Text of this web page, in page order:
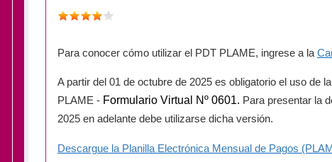
Para conocer cómo utilizar el PDT PLAME, ingrese a la
A partir del 01 de octubre de 2025 es obligatorio el uso de
PLAME - Formulario Virtual Nº 0601. Para presentar la
2025 en adelante debe utilizarse dicha versión.
Descargue la Planilla Electrónica Mensual de Pagos